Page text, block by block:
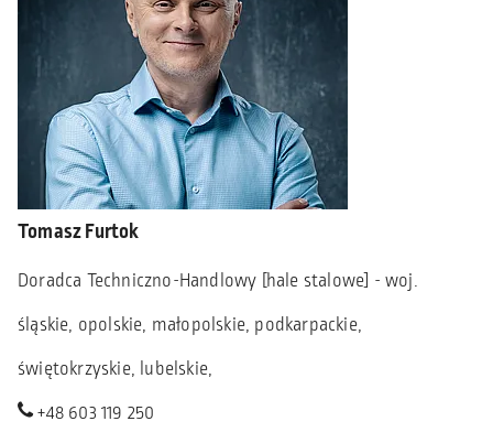
Tomasz Furtok
Doradca Techniczno-Handlowy [hale stalowe] - woj.
śląskie, opolskie, małopolskie, podkarpackie,
świętokrzyskie, lubelskie,
+48 603 119 250